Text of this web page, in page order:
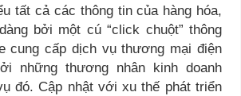
tất cả các thông tin của hàng hóa,
bởi một cú “click chuột” thông
cung cấp dịch vụ thương mại điện
những thương nhân kinh doanh
đó. Cập nhật với xu thế phát triển